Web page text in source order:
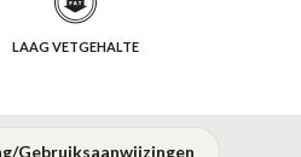
LAAG VETGEHALTE
Gebruiksaanwijzingen